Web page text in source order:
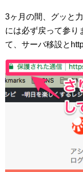
3ヶ月の間、グッと
には必ず戻って参り
て、サーバ移設と